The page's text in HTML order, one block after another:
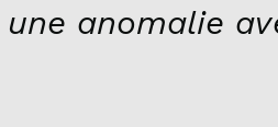
anomalie